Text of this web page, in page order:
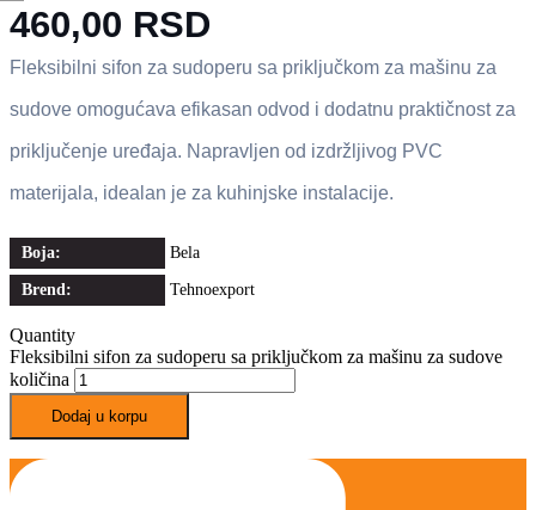
460,00 RSD
Fleksibilni sifon za sudoperu sa priključkom za mašinu za
sudove omogućava efikasan odvod i dodatnu praktičnost za
priključenje uređaja. Napravljen od izdržljivog PVC
materijala, idealan je za kuhinjske instalacije.
Boja: Bela
Brend: Tehnoexport
Quantity
Fleksibilni sifon za sudoperu sa priključkom za mašinu za sudove
količina
Dodaj u korpu